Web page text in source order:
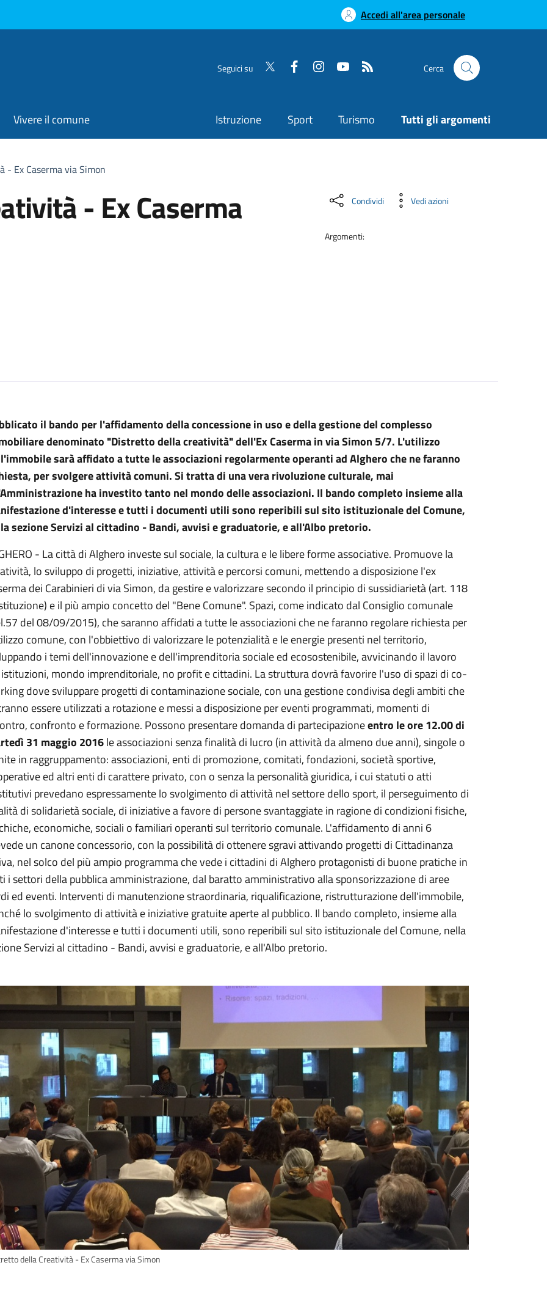
Accedi all'area personale
Seguici su Cerca
Vivere il comune Istruzione Sport Turismo Tutti gli argomenti
Ex Caserma via Simon
- Ex Caserma Condividi Vedi azioni
Argomenti:
il bando per l'affidamento della concessione in uso e della gestione del complesso
denominato "Distretto della creatività" dell'Ex Caserma in via Simon 5/7. L'utilizzo
saràaffidato a tutte le associazioni regolarmente operanti ad Alghero che ne faranno
per svolgere attività comuni. Si tratta di una vera rivoluzione culturale, mai
ha investito tanto nel mondo delle associazioni. Il bando completo insieme alla
d'interesse e tutti i documenti utili sono reperibili sul sito istituzionale del Comune,
sezione Servizi al cittadino - Bandi, avvisi e graduatorie, e all'Albo pretorio.
- La città di Alghero investe sul sociale, la cultura e le libere forme associative. Promuove la
lo sviluppo di progetti, iniziative, attività e percorsi comuni, mettendo a disposizione l'ex
dei Carabinieri di via Simon, da gestire e valorizzare secondo il principio di sussidiarietà (art. 118
e il più ampio concetto del "Bene Comune". Spazi, come indicato dal Consiglio comunale
del 08/09/2015), che saranno affidati a tutte le associazioni che ne faranno regolare richiesta per
comune, con l'obbiettivo di valorizzare le potenzialità e le energie presenti nel territorio,
i temi dell'innovazione e dell'imprenditoria sociale ed ecosostenibile, avvicinando il lavoro
mondo imprenditoriale, no profit e cittadini. La struttura dovrà favorire l'uso di spazi di co-
dove sviluppare progetti di contaminazione sociale, con una gestione condivisa degli ambiti che
essere utilizzati a rotazione e messi a disposizione per eventi programmati, momenti di
confronto e formazione. Possono presentare domanda di partecipazioneentro le ore 12.00 di
31 maggio 2016le associazioni senza finalità di lucro (in attività da almeno due anni), singole o
in raggruppamento: associazioni, enti di promozione, comitati, fondazioni, società sportive,
ed altri enti di carattere privato, con o senza la personalità giuridica, i cui statuti o atti
prevedano espressamente lo svolgimento di attività nel settore dello sport, il perseguimento di
di solidarietà sociale, di iniziative a favore di persone svantaggiate in ragione di condizioni fisiche,
economiche, sociali o familiari operanti sul territorio comunale. L'affidamento di anni 6
un canone concessorio, con la possibilità di ottenere sgravi attivando progetti di Cittadinanza
nel solco del più ampio programma che vede i cittadini di Alghero protagonisti di buone pratiche in
i settori della pubblica amministrazione, dal baratto amministrativo alla sponsorizzazione di aree
ed eventi. Interventi di manutenzione straordinaria, riqualificazione, ristrutturazione dell'immobile,
lo svolgimento di attività e iniziative gratuite aperte al pubblico. Il bando completo, insieme alla
d'interesse e tutti i documenti utili, sono reperibili sul sito istituzionale del Comune, nella
Servizi al cittadino - Bandi, avvisi e graduatorie, e all'Albo pretorio.
della Creatività - Ex Caserma via Simon